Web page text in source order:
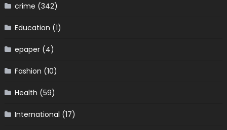
crime (342)
Education (1)
epaper(4)
Fashion (10)
Health (59)
International (17)